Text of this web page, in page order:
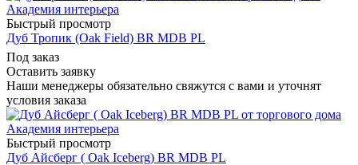
Быстрый просмотр
Дуб Тропик (Oak Field) BR MDB PL
Под заказ
Оставить заявку
Наши менеджеры обязательно свяжутся с вами и уточнят
условия заказа
Быстрый просмотр
Дуб Айсберг ( Oak Iceberg) BR MDB PL